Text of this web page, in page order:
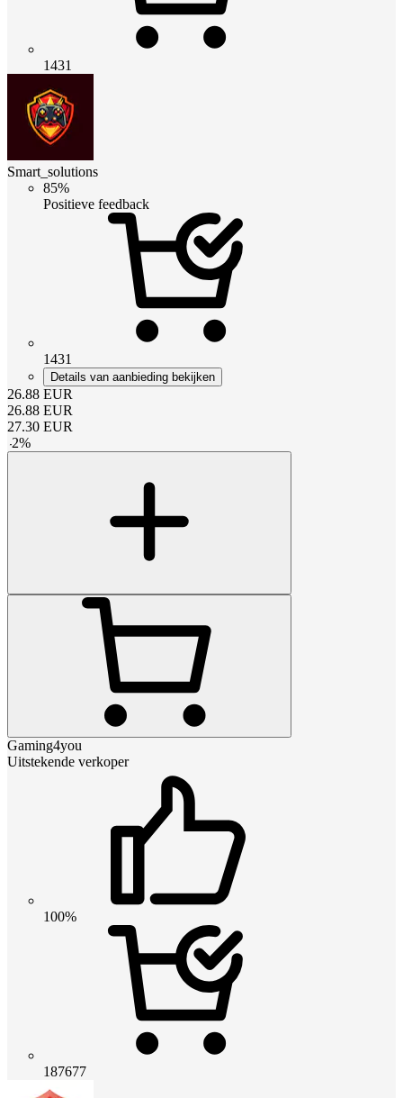
1431
Smart_solutions
85%
Positieve feedback
1431
Details van aanbieding bekijken
26.88 EUR
26.88 EUR
27.30 EUR
-2%
Gaming4you
Uitstekende verkoper
100%
187677